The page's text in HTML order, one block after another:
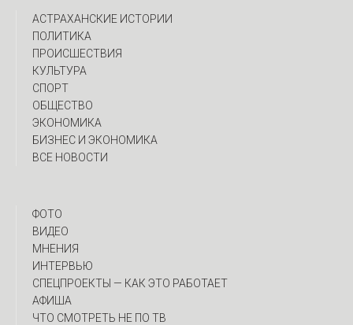
АСТРАХАНСКИЕ ИСТОРИИ
ПОЛИТИКА
ПРОИСШЕСТВИЯ
КУЛЬТУРА
СПОРТ
ОБЩЕСТВО
ЭКОНОМИКА
БИЗНЕС И ЭКОНОМИКА
ВСЕ НОВОСТИ
ФОТО
ВИДЕО
МНЕНИЯ
ИНТЕРВЬЮ
CПЕЦПРОЕКТЫ — КАК ЭТО РАБОТАЕТ
АФИША
ЧТО СМОТРЕТЬ НЕ ПО ТВ